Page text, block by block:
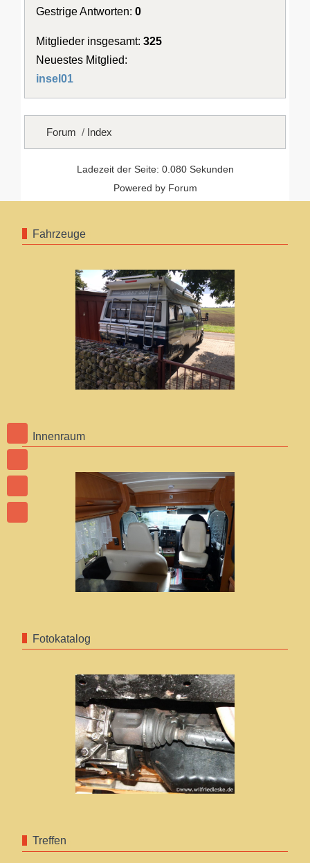
Gestrige Antworten: 0
Mitglieder insgesamt: 325
Neuestes Mitglied:
insel01
Forum Index
Ladezeit der Seite: 0.080 Sekunden
Powered by Forum
Fahrzeuge
Innenraum
Fotokatalog
Treffen